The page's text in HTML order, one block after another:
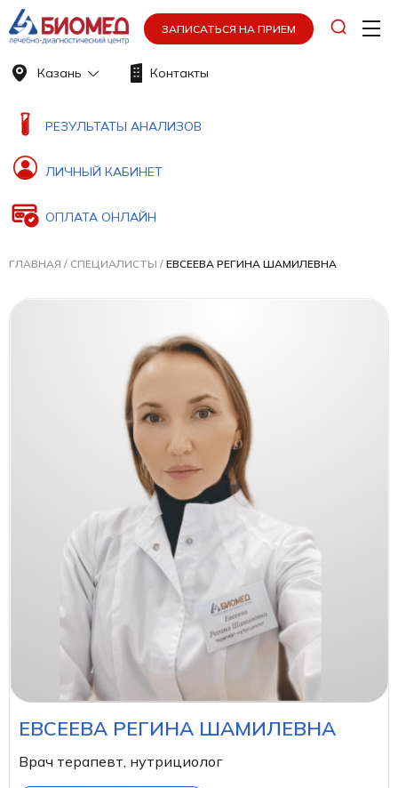
ЗАПИСАТЬСЯ НА ПРИЕМ
РЕЗУЛЬТАТЫ АНАЛИЗОВ
ЛИЧНЫЙ КАБИНЕТ
ОПЛАТА ОНЛАЙН
Казань Контакты
ГЛАВНАЯ / СПЕЦИАЛИСТЫ / ЕВСЕЕВА РЕГИНА ШАМИЛЕВНА
ЕВСЕЕВА РЕГИНА ШАМИЛЕВНА
Врач терапевт, нутрициолог